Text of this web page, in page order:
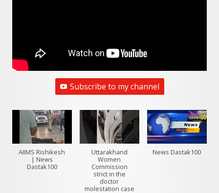
Subscribe to my channel
AIIMS Rishikesh
| News
Dastak100
Uttarakhand
Women
Commission
strict in the
doctor
molestation case
News Dastak100